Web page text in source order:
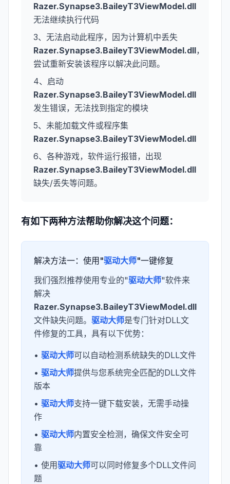
Razer.Synapse3.BaileyT3ViewModel.dll
无法继续执行代码
3、无法启动此程序，因为计算机中丢失
Razer.Synapse3.BaileyT3ViewModel.dll，
尝试重新安装该程序以解决此问题。
4、启动
Razer.Synapse3.BaileyT3ViewModel.dll
发生错误，无法找到指定的模块
5、未能加载文件或程序集
Razer.Synapse3.BaileyT3ViewModel.dll
6、各种游戏，软件运行报错，出现
Razer.Synapse3.BaileyT3ViewModel.dll
缺失/丢失等问题。
有如下两种方法帮助你解决这个问题：
解决方法一：使用"驱动大师"一键修复
我们强烈推荐使用专业的"驱动大师"软件来
解决
Razer.Synapse3.BaileyT3ViewModel.dll
文件缺失问题。 驱动大师是专门针对DLL文
件修复的工具，具有以下优势：
• 驱动大师可以自动检测系统缺失的DLL文件
• 驱动大师提供与您系统完全匹配的DLL文件
版本
• 驱动大师支持一键下载安装，无需手动操
作
• 驱动大师内置安全检测，确保文件安全可
靠
• 使用驱动大师可以同时修复多个DLL文件问
题